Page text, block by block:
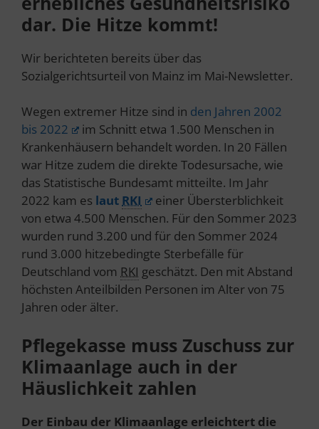
dar. Die Hitze kommt!
Wir berichteten bereits über das
Sozialgerichtsurteil von Mainz im Mai-Newsletter.
Wegen extremer Hitze sind in den Jahren 2002
bis 2022
im Schnitt etwa 1.500 Menschen in
Krankenhäusern behandelt worden. In 20 Fällen
war Hitze zudem die direkte Todesursache, wie
das Statistische Bundesamt mitteilte. Im Jahr
2022 kam es laut RKI
einer Übersterblichkeit
von etwa 4.500 Menschen. Für den Sommer 2023
wurden rund 3.200 und für den Sommer 2024
rund 3.000 hitzebedingte Sterbefälle für
Deutschland vom RKI geschätzt. Den mit Abstand
höchsten Anteilbilden Personen im Alter von 75
Jahren oder älter.
Pflegekasse muss Zuschuss zur
Klimaanlage auch in der
Häuslichkeit zahlen
Der Einbau der Klimaanlage erleichtert die